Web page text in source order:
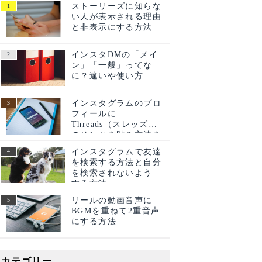
ストーリーズに知らな
い人が表示される理由
と非表示にする方法
インスタDMの「メイ
ン」「一般」ってな
に？違いや使い方
インスタグラムのプロ
フィールに
Threads（スレッズ）
のリンクを貼る方法を
インスタグラムで友達
を検索する方法と自分
を検索されないように
する方法
リールの動画音声に
BGMを重ねて2重音声
にする方法